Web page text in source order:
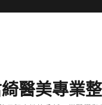
醫美專業